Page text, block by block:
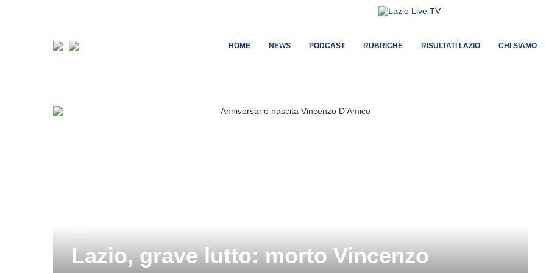
HOME NEWS PODCAST RUBRICHE RISULTATI LAZIO CHI SIAMO
Lazio, grave lutto: morto Vincenzo